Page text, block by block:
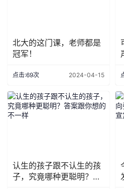
北大的这门课，老师都是
冠军！
点击:69次 2024-04-15
认生的孩子跟不认生的孩
子，究竟哪种更聪明？答